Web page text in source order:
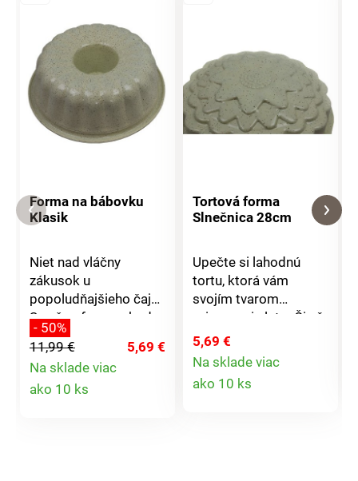
Forma na bábovku
Klasik
Niet nad vláčny
zákusok u
popoludňajšieho čaju.
S našou formou bude
pečenie báboviek
hračkou. Formy Klasik
sú potiahnuté
granitovou, titánovou,
- 50%
11,99 €
5,69 €
Na sklade viac
ako 10 ks
Tortová forma
Slnečnica 28cm
Upečte si lahodnú
tortu, ktorá vám
svojím tvarom
pripomenie leto. Či už
ozdobená alebo nie,
budete prekvapení,
ako krásne vyzerá aj
chutí. Formy Klasik sú
5,69 €
Na sklade viac
ako 10 ks